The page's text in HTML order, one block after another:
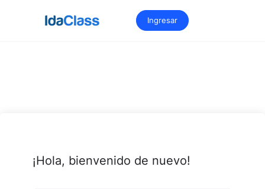
Ingresar
¡Hola, bienvenido de nuevo!